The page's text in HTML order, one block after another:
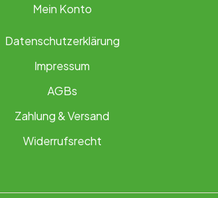
Mein Konto
Datenschutzerklärung
Impressum
AGBs
Zahlung & Versand
Widerrufsrecht